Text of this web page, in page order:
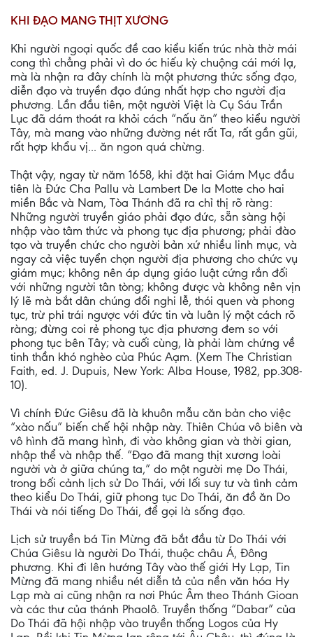
KHI ÐẠO MANG THỊT XƯƠNG
Khi người ngoại quốc đề cao kiểu kiến trúc nhà thờ mái
cong thì chẳng phải vì do óc hiếu kỳ chuộng cái mới lạ,
mà là nhận ra đây chính là một phương thức sống đạo,
diễn đạo và truyền đạo đúng nhất hợp cho người địa
phương. Lần đầu tiên, một người Việt là Cụ Sáu Trần
Lục đã dám thoát ra khỏi cách “nấu ăn” theo kiểu người
Tây, mà mang vào những đường nét rất Ta, rất gần gũi,
rất hợp khẩu vị... ăn ngon quá chừng.
Thật vậy, ngay từ năm 1658, khi đặt hai Giám Mục đầu
tiên là Ðức Cha Pallu và Lambert De la Motte cho hai
miền Bắc và Nam, Tòa Thánh đã ra chỉ thị rõ ràng:
Những người truyền giáo phải đạo đức, sẵn sàng hội
nhập vào tâm thức và phong tục địa phương; phải đào
tạo và truyền chức cho người bản xứ nhiều linh mục, và
ngay cả việc tuyển chọn người địa phương cho chức vụ
giám mục; không nên áp dụng giáo luật cứng rắn đối
với những người tân tòng; không được và không nên vịn
lý lẽ mà bắt dân chúng đổi nghi lễ, thói quen và phong
tục, trừ phi trái ngược với đức tin và luân lý một cách rõ
ràng; đừng coi rẻ phong tục địa phương đem so với
phong tục bên Tây; và cuối cùng, là phải làm chứng về
tinh thần khó nghèo của Phúc Aạm. (Xem The Christian
Faith, ed. J. Dupuis, New York: Alba House, 1982, pp.308-
10).
Vì chính Ðức Giêsu đã là khuôn mẫu căn bản cho việc
“xào nấu” biến chế hội nhập này. Thiên Chúa vô biên và
vô hình đã mang hình, đi vào không gian và thời gian,
nhập thể và nhập thế. “Ðạo đã mang thịt xương loài
người và ở giữa chúng ta,” do một người mẹ Do Thái,
trong bối cảnh lịch sử Do Thái, với lối suy tư và tình cảm
theo kiểu Do Thái, giữ phong tục Do Thái, ăn đồ ăn Do
Thái và nói tiếng Do Thái, để gọi là sống đạo.
Lịch sử truyền bá Tin Mừng đã bắt đầu từ Do Thái với
Chúa Giêsu là người Do Thái, thuộc châu Á, Ðông
phương. Khi đi lên hướng Tây vào thế giới Hy Lạp, Tin
Mừng đã mang nhiều nét diễn tả của nền văn hóa Hy
Lạp mà ai cũng nhận ra nơi Phúc Âm theo Thánh Gioan
và các thư của thánh Phaolô. Truyền thống “Dabar” của
Do Thái đã hội nhập vào truyền thống Logos của Hy